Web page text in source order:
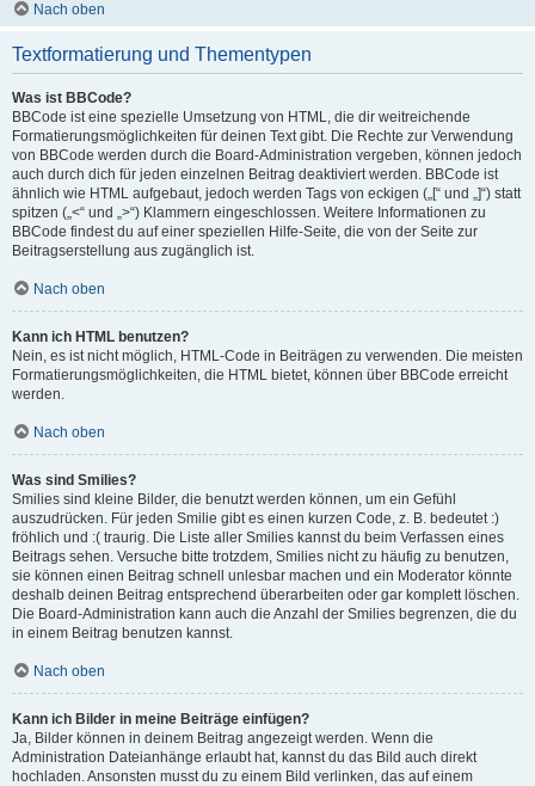
Nach oben
Textformatierung und Thementypen
Was ist BBCode?
BBCode ist eine spezielle Umsetzung von HTML, die dir weitreichende
Formatierungsmöglichkeiten für deinen Text gibt. Die Rechte zur Verwendung
von BBCode werden durch die Board-Administration vergeben, können jedoch
auch durch dich für jeden einzelnen Beitrag deaktiviert werden. BBCode ist
ähnlich wie HTML aufgebaut, jedoch werden Tags von eckigen („[“ und „]“) statt
spitzen („<“ und „>“) Klammern eingeschlossen. Weitere Informationen zu
BBCode findest du auf einer speziellen Hilfe-Seite, die von der Seite zur
Beitragserstellung aus zugänglich ist.
Nach oben
Kann ich HTML benutzen?
Nein, es ist nicht möglich, HTML-Code in Beiträgen zu verwenden. Die meisten
Formatierungsmöglichkeiten, die HTML bietet, können über BBCode erreicht
werden.
Nach oben
Was sind Smilies?
Smilies sind kleine Bilder, die benutzt werden können, um ein Gefühl
auszudrücken. Für jeden Smilie gibt es einen kurzen Code, z. B. bedeutet :)
fröhlich und :( traurig. Die Liste aller Smilies kannst du beim Verfassen eines
Beitrags sehen. Versuche bitte trotzdem, Smilies nicht zu häufig zu benutzen,
sie können einen Beitrag schnell unlesbar machen und ein Moderator könnte
deshalb deinen Beitrag entsprechend überarbeiten oder gar komplett löschen.
Die Board-Administration kann auch die Anzahl der Smilies begrenzen, die du
in einem Beitrag benutzen kannst.
Nach oben
Kann ich Bilder in meine Beiträge einfügen?
Ja, Bilder können in deinem Beitrag angezeigt werden. Wenn die
Administration Dateianhänge erlaubt hat, kannst du das Bild auch direkt
hochladen. Ansonsten musst du zu einem Bild verlinken, das auf einem